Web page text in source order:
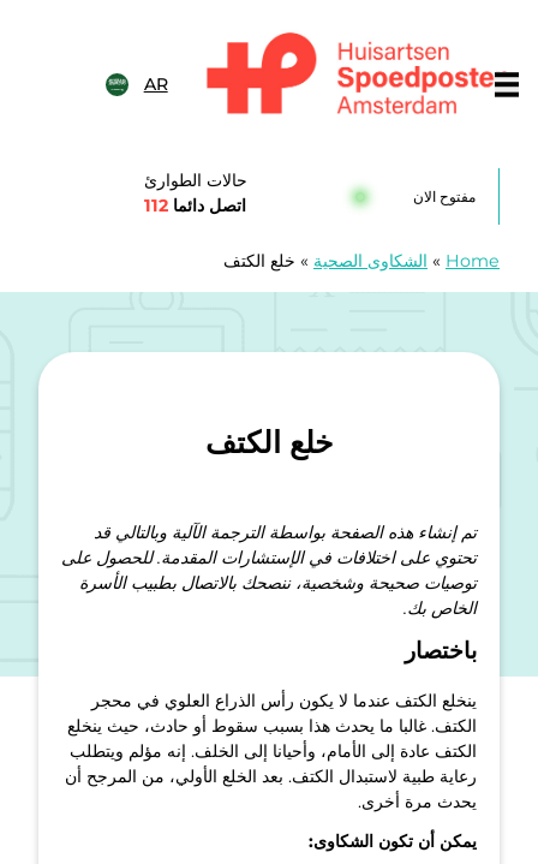
AR
مفتوح الان
حالات الطوارئ
اتصل دائما 112
Home
» الشكاوى الصحية » خلع الكتف
خلع الكتف
تم إنشاء هذه الصفحة بواسطة الترجمة الآلية وبالتالي قد
تحتوي على اختلافات في الإستشارات المقدمة. للحصول على
توصيات صحيحة وشخصية، ننصحك بالاتصال بطبيب الأسرة
الخاص بك.
باختصار
ينخلع الكتف عندما لا يكون رأس الذراع العلوي في محجر
الكتف. غالبا ما يحدث هذا بسبب سقوط أو حادث، حيث ينخلع
الكتف عادة إلى الأمام، وأحيانا إلى الخلف. إنه مؤلم ويتطلب
رعاية طبية لاستبدال الكتف. بعد الخلع الأولي، من المرجح أن
يحدث مرة أخرى.
يمكن أن تكون الشكاوى: